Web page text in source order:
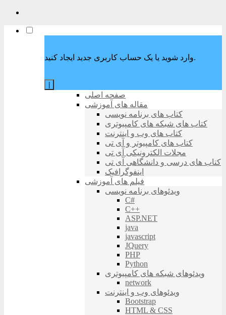
وارد شوید یا یک حساب کاربری جدید ایجاد کنید.
صفحه اصلی
مقاله های آموزشی
کتاب های برنامه نویسی
کتاب های شبکه های کامپیوتری
کتاب های وب و اینترنت
کتاب های کامپیوتر و آی تی
مجلات الکترونیکی آی تی
کتاب های درسی و دانشگاهی آی تی
اینفوگرافیک
فیلم های آموزشی
ویدئوهای برنامه نویسی
C#
C++
ASP.NET
java
javascript
JQuery
PHP
Python
ویدئوهای شبکه های کامپیوتری
network
ویدئوهای وب و اینترنت
Bootstrap
HTML & CSS